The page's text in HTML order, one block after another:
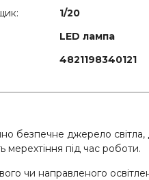
1/20
LED лампа
4821198340121
безпечне джерело
мерехтіння під час роботи.
чи направленого